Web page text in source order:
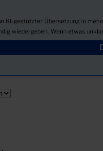
KI-gestützter Übersetzung in
wiedergeben. Wenn etwas